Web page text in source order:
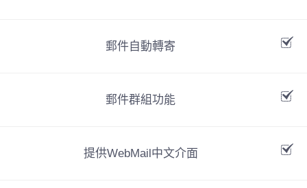
郵件自動轉寄
郵件群組功能
提供WebMail中文介面